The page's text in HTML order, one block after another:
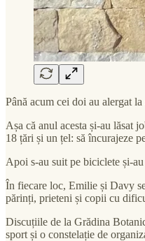
Până acum cei doi au alergat
Așa că anul acesta și-au lăsat
18 țări și un țel: să încurajeze
Apoi s-au suit pe biciclete și-
În fiecare loc, Emilie și Davy
părinți, prieteni și copii cu
Discuțiile de la Grădina
sport și o constelație de